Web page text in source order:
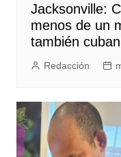
Jacksonville:
menos de un
también
Redacción